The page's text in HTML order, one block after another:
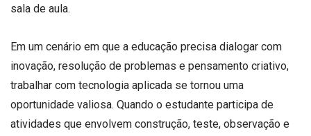
sala de aula.
Em um cenário em que a educação precisa dialogar com
inovação, resolução de problemas e pensamento criativo,
trabalhar com tecnologia aplicada se tornou uma
oportunidade valiosa. Quando o estudante participa de
atividades que envolvem construção, teste, observação e